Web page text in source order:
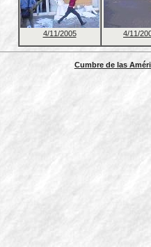
4/11/2005 4/11/
Cumbre de las